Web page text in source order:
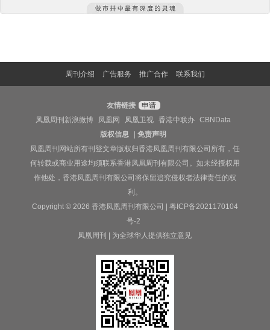
周刊介绍 广告服务 推广合作 联系我们
友情链接
申请
凤凰周刊新浪微博
凤凰网 凤凰卫视 香港中联办
CBNData
版权信息
|免责声明
凤凰周刊网站所有刊登文章版权归香港凤凰周刊有限公司所有，任
何转载或商业用途均须联系香港凤凰周刊有限公司。如未经授权用
作他处，香港凤凰周刊有限公司将保留追究侵权者法律责任的权
利。
Copyright © 2026 香港凤凰周刊有限公司 | 粤ICP备2021170104
号-2
凤凰周刊 | 为全球华人提供独立意见